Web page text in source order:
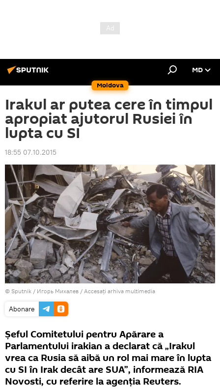
Moldova
MD
Irakul ar putea cere în timpul
apropiat ajutorul Rusiei în
lupta cu SI
18:55 07.10.2015
© Sputnik / Игорь Михалев / Accesați arhiva multimedia
Abonare
Șeful Comitetului pentru Apărare a
Parlamentului irakian a declarat că „Irakul
vrea ca Rusia să aibă un rol mai mare în lupta
cu SI în Irak decât are SUA”, informează RIA
Novosti, cu referire la agenția Reuters.